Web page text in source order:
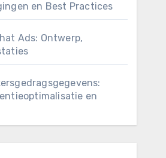
en Best Practices
Ads: Ontwerp,
en